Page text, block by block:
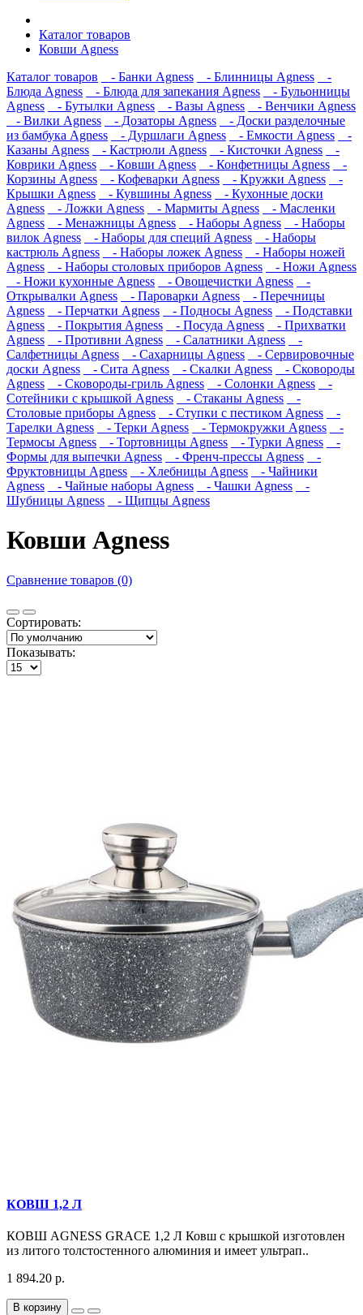
Каталог товаров
Ковши Agness
Каталог товаров
- Банки Agness - Блинницы Agness
-
Блюда Agness
- Блюда для запекания Agness
- Бульонницы
Agness
- Бутылки Agness - Вазы Agness
- Венчики Agness
- Вилки Agness
- Дозаторы Agness
- Доски разделочные
из бамбука Agness
- Дуршлаги Agness - Емкости Agness
-
Казаны Agness
- Кастрюли Agness - Кисточки Agness
-
Коврики Agness
- Ковши Agness - Конфетницы Agness
-
Корзины Agness
- Кофеварки Agness - Кружки Agness
-
Крышки Agness
- Кувшины Agness
- Кухонные доски
Agness
- Ложки Agness - Мармиты Agness
- Масленки
Agness
- Менажницы Agness - Наборы Agness
- Наборы
вилок Agness
- Наборы для специй Agness
- Наборы
кастрюль Agness
- Наборы ложек Agness
- Наборы ножей
Agness
- Наборы столовых приборов Agness
- Ножи Agness
- Ножи кухонные Agness
- Овощечистки Agness
-
Открывалки Agness
- Пароварки Agness
- Перечницы
Agness
- Перчатки Agness - Подносы Agness
- Подставки
Agness
- Покрытия Agness - Посуда Agness
- Прихватки
Agness
- Противни Agness - Салатники Agness
-
Салфетницы Agness
- Сахарницы Agness
- Сервировочные
доски Agness
- Сита Agness - Скалки Agness
- Сковороды
Agness
- Сковороды-гриль Agness - Солонки Agness
-
Сотейники с крышкой Agness
- Стаканы Agness
-
Столовые приборы Agness
- Ступки с пестиком Agness
-
Тарелки Agness
- Терки Agness - Термокружки Agness
-
Термосы Agness
- Тортовницы Agness - Турки Agness
-
Формы для выпечки Agness
- Френч-прессы Agness
-
Фруктовницы Agness
- Хлебницы Agness
- Чайники
Agness
- Чайные наборы Agness - Чашки Agness
-
Шубницы Agness
- Щипцы Agness
Ковши Agness
Сравнение товаров (0)
Сортировать:
Показывать:
КОВШ 1,2 Л
КОВШ AGNESS GRACE 1,2 Л Ковш с крышкой изготовлен
из литого толстостенного алюминия и имеет ультрап..
1 894.20 р.
В корзину